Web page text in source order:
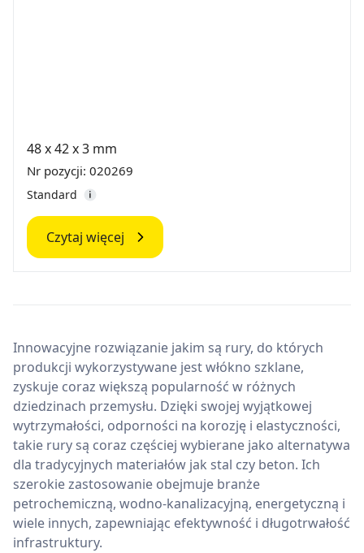
48 x 42 x 3 mm
Nr pozycji: 020269
Standard
Czytaj więcej
Innowacyjne rozwiązanie jakim są rury, do których
produkcji wykorzystywane jest włókno szklane,
zyskuje coraz większą popularność w różnych
dziedzinach przemysłu. Dzięki swojej wyjątkowej
wytrzymałości, odporności na korozję i elastyczności,
takie rury są coraz częściej wybierane jako alternatywa
dla tradycyjnych materiałów jak stal czy beton. Ich
szerokie zastosowanie obejmuje branże
petrochemiczną, wodno-kanalizacyjną, energetyczną i
wiele innych, zapewniając efektywność i długotrwałość
infrastruktury.